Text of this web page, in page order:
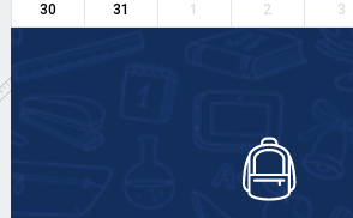
30
31 1 2 3